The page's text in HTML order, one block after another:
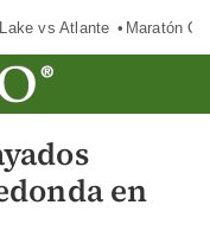
vs Atlante Maratón
en